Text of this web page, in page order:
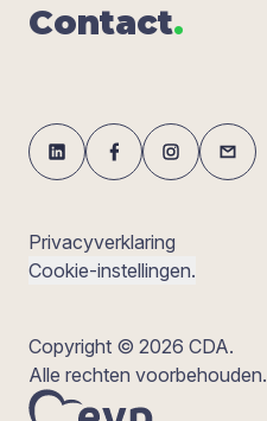
Con­tact.
Privacyverklaring
Cookie-instellingen.
Copyright © 2026 CDA.
Alle rechten voorbehouden.